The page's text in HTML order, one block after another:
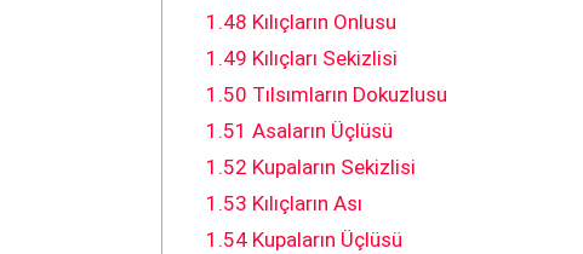
1.48 Kılıçların Onlusu
1.49 Kılıçları Sekizlisi
1.50 Tılsımların Dokuzlusu
1.51 Asaların Üçlüsü
1.52 Kupaların Sekizlisi
1.53 Kılıçların Ası
1.54Kupaların Üçlüsü